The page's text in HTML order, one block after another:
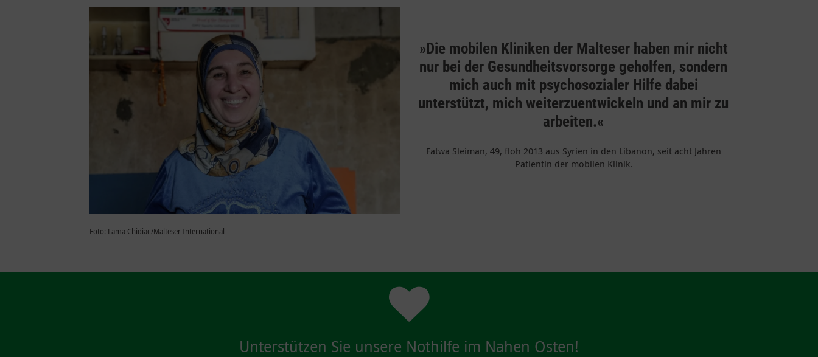
Foto: Lama Chidiac/Malteser International
»Die mobilen Kliniken der Malteser haben mir nicht
nur bei der Gesundheitsvorsorge geholfen, sondern
mich auch mit psychosozialer Hilfe dabei
unterstützt, mich weiterzuentwickeln und an mir zu
arbeiten.«
Fatwa Sleiman, 49, floh 2013 aus Syrien in den Libanon, seit acht Jahren
Patientin der mobilen Klinik.
Unterstützen Sie unsere Nothilfe im Nahen Osten!